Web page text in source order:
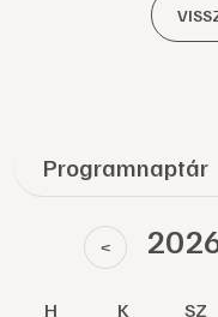
Programnaptár
<
H K SZ